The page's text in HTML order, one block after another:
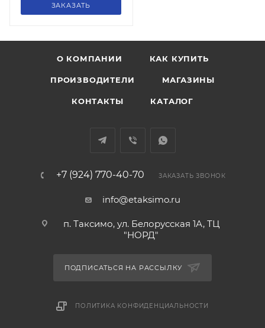
ЗАКАЗАТЬ
О КОМПАНИИ КАК КУПИТЬ
ПРОИЗВОДИТЕЛИ МАГАЗИНЫ
КОНТАКТЫ КАТАЛОГ
+7 (924) 770-40-70 ЗАКАЗАТЬ ЗВОНОК
info@etaksimo.ru
п. Таксимо, ул. Белорусская 1А, ТЦ
"НОРД"
ПОДПИСАТЬСЯ НА РАССЫЛКУ
ПОЛИТИКА КОНФИДЕНЦИАЛЬНОСТИ